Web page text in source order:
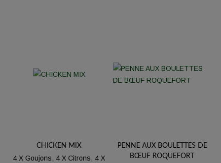
CHICKEN MIX
4 X Goujons, 4 X Citrons, 4 X
PENNE AUX BOULETTES DE
BŒUF ROQUEFORT